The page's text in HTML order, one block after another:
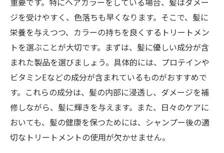
ジを受けやすく、色落ちも早くなります。そこで、髪に
栄養を与えつつ、カラーの持ちを良くするトリートメン
トを選ぶことが大切です。まずは、髪に優しい成分が含
まれた製品を選びましょう。具体的には、プロテインや
ビタミンEなどの成分が含まれているものがおすすめで
す。これらの成分は、髪の内部に浸透し、ダメージを補
修しながら、髪に輝きを与えます。また、日々のケアに
おいても、髪の健康を保つためには、シャンプー後の適
切なトリートメントの使用が欠かせません。